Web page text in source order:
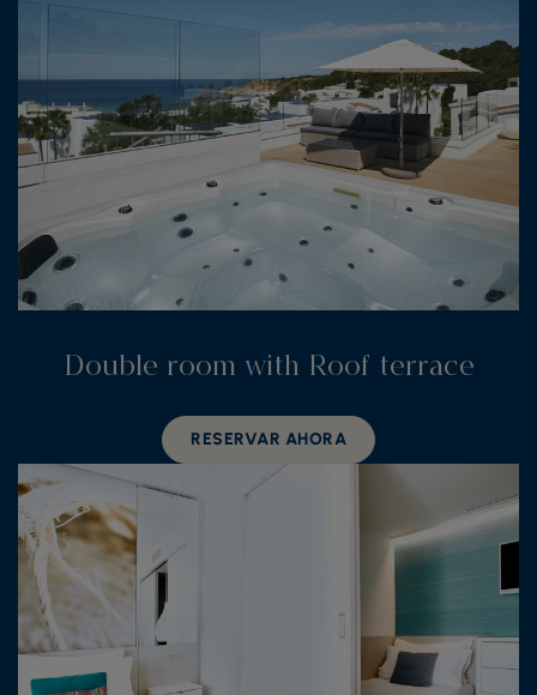
Double room with Roof terrace
RESERVAR AHORA